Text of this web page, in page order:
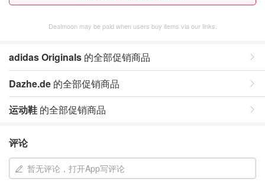
Dealmoon may be paid when users buy items via our links.
adidas Originals 的全部促销商品
Dazhe.de 的全部促销商品
运动鞋 的全部促销商品
评论
暂无评论，打开App写评论